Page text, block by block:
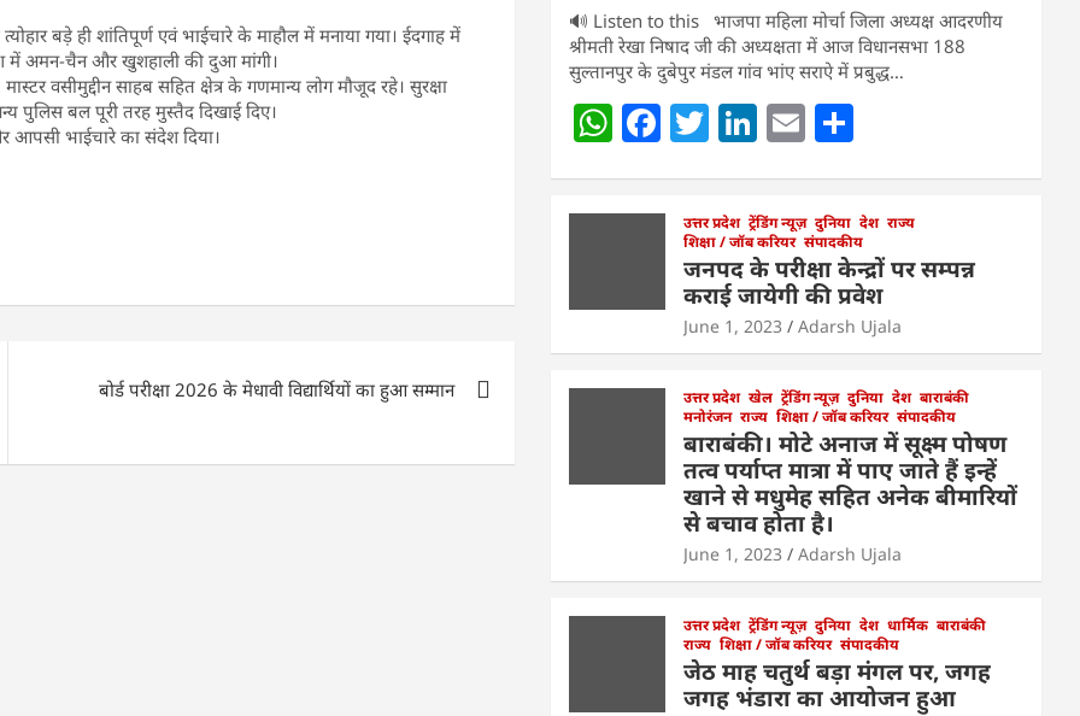
बड़े ही शांतिपूर्ण एवं भाईचारे के माहौल में मनाया गया। ईदगाह में
में अमन-चैन और खुशहाली की दुआ मांगी।
वसीमुद्दीन साहब सहित क्षेत्र के गणमान्य लोग मौजूद रहे। सुरक्षा
पुलिस बल पूरी तरह मुस्तैद दिखाई दिए।
आपसी भाईचारे का संदेश दिया।
बोर्ड परीक्षा 2026 के मेधावी विद्यार्थियों का हुआ सम्मान
🔊 Listen to this भाजपा महिला मोर्चा जिला अध्यक्ष आदरणीय
श्रीमती रेखा निषाद जी की अध्यक्षता में आज विधानसभा 188
सुल्तानपुर के दुबेपुर मंडल गांव भांए सराऐ में प्रबुद्ध…
W
at
p
p
F
c
b
o
o
k
T
er
Li
e
dI
n
E
l e
उत्तर प्रदेश ट्रेंडिंग न्यूज़ दुनिया देश राज्य
शिक्षा / जॉब करियर संपादकीय
जनपद के परीक्षा केन्द्रों पर सम्पन्न
कराई जायेगी की प्रवेश
June 1, 2023 Adarsh Ujala
उत्तर प्रदेश खेल ट्रेंडिंग न्यूज़ दुनिया देश बाराबंकी
मनोरंजन राज्य शिक्षा / जॉब करियर संपादकीय
बाराबंकी। मोटे अनाज में सूक्ष्म पोषण
तत्व पर्याप्त मात्रा में पाए जाते हैं इन्हें
खाने से मधुमेह सहित अनेक बीमारियों
से बचाव होता है।
June 1, 2023 Adarsh Ujala
उत्तर प्रदेश ट्रेंडिंग न्यूज़ दुनिया देश धार्मिक बाराबंकी
राज्य शिक्षा / जॉब करियर संपादकीय
जेठ माह चतुर्थ बड़ा मंगल पर, जगह
जगह भंडारा का आयोजन हुआ